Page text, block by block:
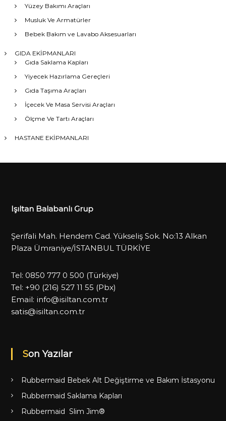
Yüzey Bakımı Araçları
Musluk Ve Armatürler
Bebek Bakım ve Lavabo Aksesuarları
GIDA EKİPMANLARI
Gıda Saklama Kapları
Yiyecek Hazırlama Gereçleri
Gıda Taşıma Araçları
İçecek Ve Masa Servisi Araçları
Ölçme Ve Tartı Araçları
HASTANE EKİPMANLARI
Işıltan Balabanlı Grup
Şerifali Mah. Hendem Cad. Yükseliş Sok. No:13 Alkan
Plaza Ümraniye/İSTANBUL TÜRKİYE
Tel: 0850 777 0 500 (Türkiye)
Tel: +90 (216) 527 11 55 (Pbx)
Email: info@isiltan.com.tr
satis@isiltan.com.tr
Son Yazılar
Rubbermaid Bebek Alt Değiştirme ve Bakım İstasyonu
Rubbermaid Saklama Kapları
Rubbermaid Slim Jim®